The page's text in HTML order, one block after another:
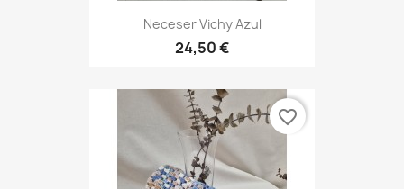
Neceser Vichy Azul
24,50 €
favorite_border